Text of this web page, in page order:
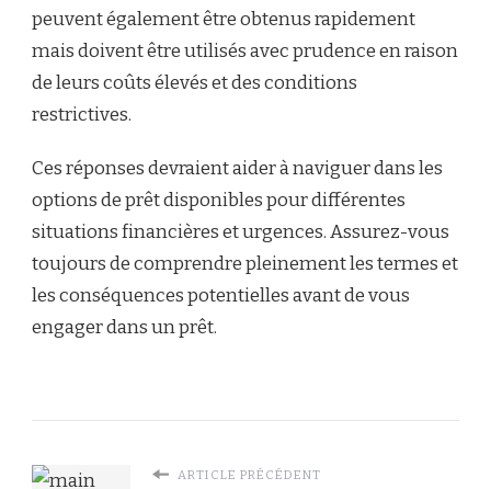
peuvent également être obtenus rapidement
mais doivent être utilisés avec prudence en raison
de leurs coûts élevés et des conditions
restrictives.
Ces réponses devraient aider à naviguer dans les
options de prêt disponibles pour différentes
situations financières et urgences. Assurez-vous
toujours de comprendre pleinement les termes et
les conséquences potentielles avant de vous
engager dans un prêt.
ARTICLE PRÉCÉDENT